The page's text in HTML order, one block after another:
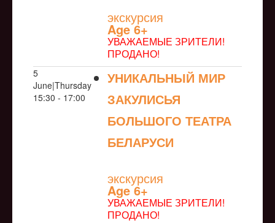
экскурсия
Age 6+
УВАЖАЕМЫЕ ЗРИТЕЛИ!
ПРОДАНО!
5
June|Thursday
15:30 - 17:00
УНИКАЛЬНЫЙ МИР
ЗАКУЛИСЬЯ
БОЛЬШОГО ТЕАТРА
БЕЛАРУСИ
экскурсия
Age 6+
УВАЖАЕМЫЕ ЗРИТЕЛИ!
ПРОДАНО!